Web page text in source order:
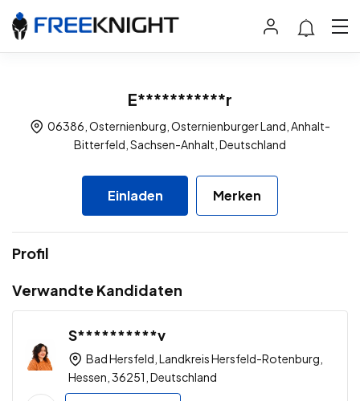
E***********r
06386, Osternienburg, Osternienburger Land, Anhalt-
Bitterfeld, Sachsen-Anhalt, Deutschland
Einladen Merken
Profil
Verwandte Kandidaten
S**********v
Bad Hersfeld, Landkreis Hersfeld-Rotenburg,
Hessen, 36251, Deutschland